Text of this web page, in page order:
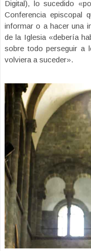
Digital), lo sucedido
Conferencia episcopal
informar o a hacer una
de la Iglesia «debería
sobre todo perseguir a
volviera a suceder».